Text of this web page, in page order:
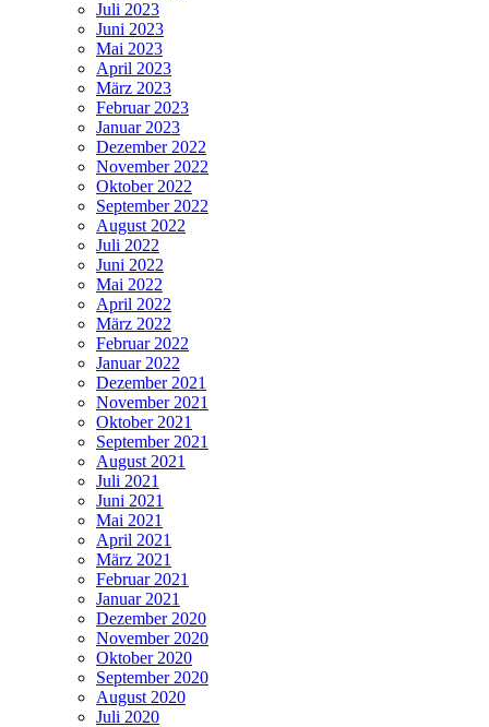
Juli 2023
Juni 2023
Mai 2023
April 2023
März 2023
Februar 2023
Januar 2023
Dezember 2022
November 2022
Oktober 2022
September 2022
August 2022
Juli 2022
Juni 2022
Mai 2022
April 2022
März 2022
Februar 2022
Januar 2022
Dezember 2021
November 2021
Oktober 2021
September 2021
August 2021
Juli 2021
Juni 2021
Mai 2021
April 2021
März 2021
Februar 2021
Januar 2021
Dezember 2020
November 2020
Oktober 2020
September 2020
August 2020
Juli 2020